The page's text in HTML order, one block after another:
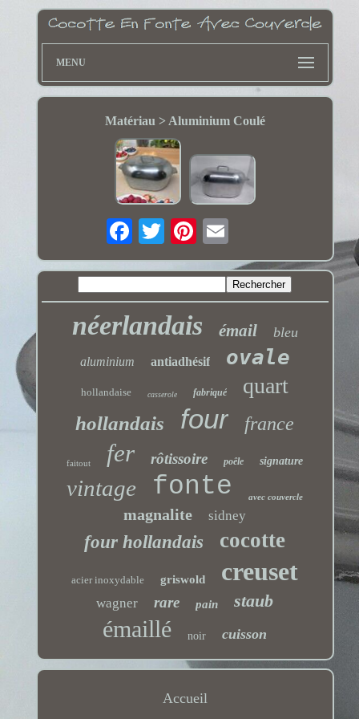
MENU
Matériau > Aluminium Coulé
néerlandais émail bleu
aluminium antiadhésif ovale
hollandaise casserole fabriqué quart
hollandais four france
faitout fer rôtissoire poêle signature
vintage fonte avec couvercle
magnalite sidney
four hollandais cocotte
acier inoxydable griswold creuset
wagner rare pain staub
émaillé noir cuisson
Accueil